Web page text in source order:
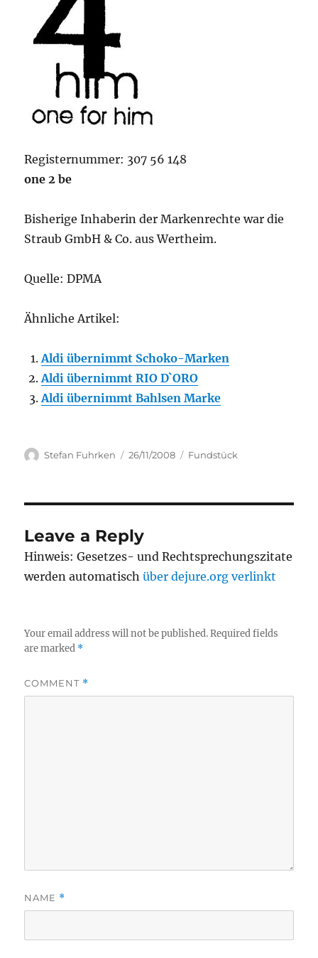
Registernummer: 307 56 148
one 2 be
Bisherige Inhaberin der Markenrechte war die
Straub GmbH & Co. aus Wertheim.
Quelle: DPMA
Ähnliche Artikel:
Aldi übernimmt Schoko-Marken
Aldi übernimmt RIO D`ORO
Aldi übernimmt Bahlsen Marke
Author
Stefan Fuhrken
Posted
26/11/2008 Categories
Fundstück
Leave a Reply
Hinweis: Gesetzes- und Rechtsprechungszitate
werden automatischüber dejure.org verlinkt
Your email address will not be published. Required fields
are marked *
COMMENT *
NAME *